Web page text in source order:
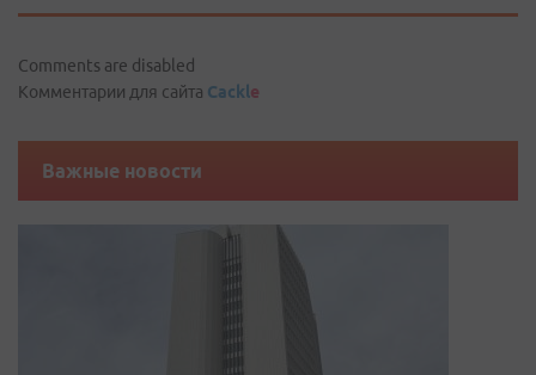
Comments are disabled
Комментарии для сайта Cackle
Важные новости